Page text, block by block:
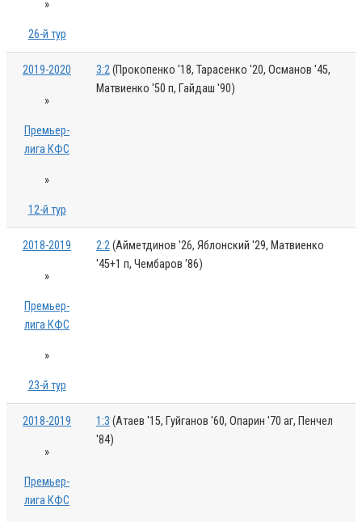
»
26-й тур
2019-2020
»
Премьер-
лига КФС
»
12-й тур
3:2(Прокопенко '18, Тарасенко '20, Османов '45,
Матвиенко '50 п, Гайдаш '90)
2018-2019
»
Премьер-
лига КФС
»
23-й тур
2:2(Айметдинов '26, Яблонский '29, Матвиенко
'45+1 п, Чембаров '86)
2018-2019
»
Премьер-
лига КФС
1:3 (Атаев '15, Гуйганов '60, Опарин '70 аг, Пенчел
'84)